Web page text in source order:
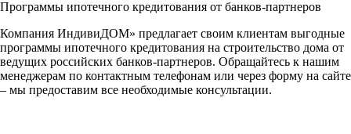
Программы ипотечного кредитования от банков-партнеров
Компания ИндивиДОМ» предлагает своим клиентам выгодные
программы ипотечного кредитования на строительство дома от
ведущих российских банков-партнеров. Обращайтесь к нашим
менеджерам по контактным телефонам или через форму на сайте
– мы предоставим все необходимые консультации.